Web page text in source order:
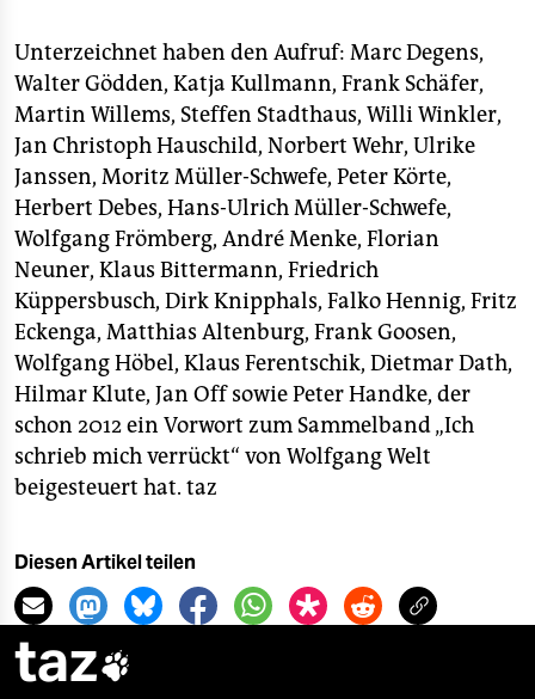
Unterzeichnet haben den Aufruf: Marc Degens,
Walter Gödden, Katja Kullmann, Frank Schäfer,
Martin Willems, Steffen Stadthaus, Willi Winkler,
Jan Christoph Hauschild, Norbert Wehr, Ulrike
Janssen, Moritz Müller-Schwefe, Peter Körte,
Herbert Debes, Hans-Ulrich Müller-Schwefe,
Wolfgang Frömberg, André Menke, Florian
Neuner, Klaus Bittermann, Friedrich
Küppersbusch, Dirk Knipphals, Falko Hennig, Fritz
Eckenga, Matthias Altenburg, Frank Goosen,
Wolfgang Höbel, Klaus Ferentschik, Dietmar Dath,
Hilmar Klute, Jan Off sowie Peter Handke, der
schon 2012 ein Vorwort zum Sammelband „Ich
schrieb mich verrückt“ von Wolfgang Welt
beigesteuert hat. taz
Diesen Artikel teilen
taz